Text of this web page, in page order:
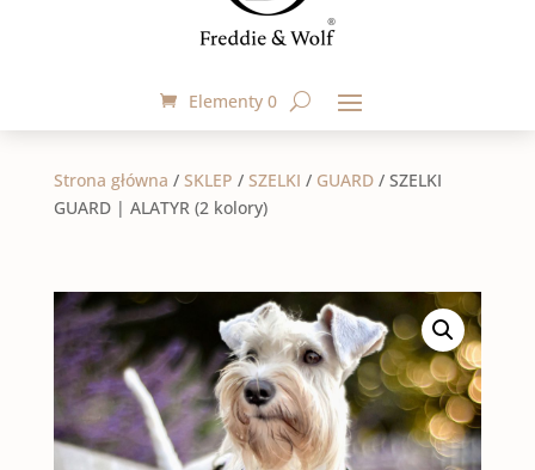
Elementy 0
Strona główna / SKLEP / SZELKI / GUARD/ SZELKI
GUARD | ALATYR (2 kolory)